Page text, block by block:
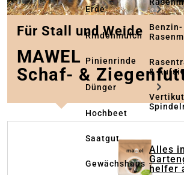
Erde
Rindenmulch
Pinienrinde
Dünger
Hochbeet
Saatgut
Gewächshaus
Benzin-
&
Alles in
helfer
Für Stall und Weide
MAWEL
Schaf- &